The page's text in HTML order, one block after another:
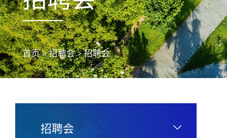
首页>招聘会>招聘会
招聘会